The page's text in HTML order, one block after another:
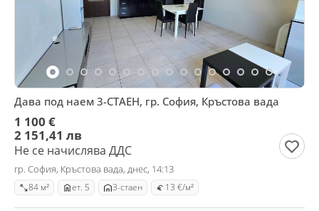
Дава под наем 3-СТАЕН, гр. София, Кръстова вада
1 100 €
2 151,41 лв
Не се начислява ДДС
гр. София, Кръстова вада, днес, 14:13
84 м² ет. 5 3-стаен 13 €/м²